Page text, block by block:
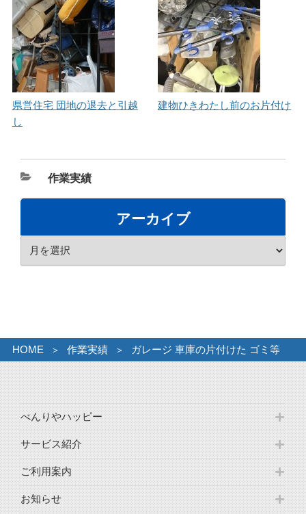
県営住宅 団地の退去と引越
し
建物ひきわたし前のお片付け
カ
テ
ー
作業実績
アーカイブ
HOME 作業実績 ガレージ 車庫の片付けた ゴミ等
べんりやハッピー
サービス紹介
ご利用案内
お知らせ